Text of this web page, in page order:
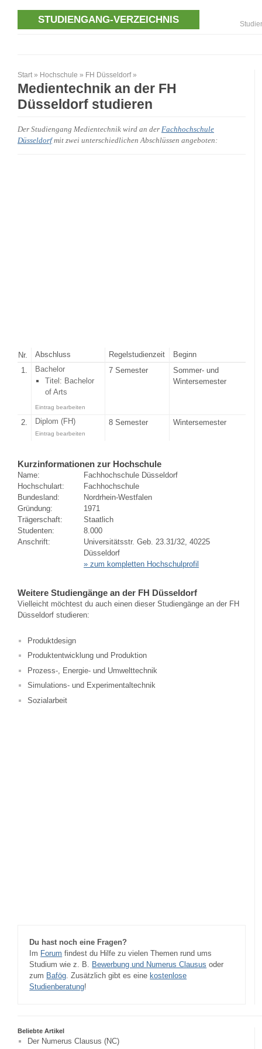
STUDIENGANG-VERZEICHNIS
Start » Hochschule » FH Düsseldorf »
Medientechnik an der FH
Düsseldorf studieren
Der Studiengang Medientechnik wird an der Fachhochschule
Düsseldorfmit zwei unterschiedlichen Abschlüssen angeboten:
Nr. Abschluss Regelstudienzeit
Beginn
1.
Bachelor
Titel: Bachelor
of Arts
Eintrag bearbeiten
7 Semester
Sommer- und
Wintersemester
2. Diplom (FH)
Eintrag bearbeiten
8 Semester Wintersemester
Kurzinformationen zur Hochschule
Name:
Fachhochschule Düsseldorf
Hochschulart:
Fachhochschule
Bundesland:
Nordrhein-Westfalen
Gründung:
1971
Trägerschaft:
Staatlich
Studenten:
8.000
Anschrift:
Universitätsstr. Geb. 23.31/32, 40225
Düsseldorf
» zum kompletten Hochschulprofil
Weitere Studiengänge an der FH Düsseldorf
Vielleicht möchtest du auch einen dieser Studiengänge an der FH
Düsseldorf studieren:
Produktdesign
Produktentwicklung und Produktion
Prozess-, Energie- und Umwelttechnik
Simulations- und Experimentaltechnik
Sozialarbeit
Du hast noch eine Fragen?
Im Forum findest du Hilfe zu vielen Themen rund ums
Studium wie z. B. Bewerbung und Numerus Clausus oder
zum Bafög. Zusätzlich gibt es eine kostenlose
Studienberatung!
Beliebte Artikel
Der Numerus Clausus (NC)